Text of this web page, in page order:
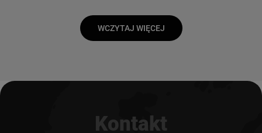
WCZYTAJ WIĘCEJ
Kontakt